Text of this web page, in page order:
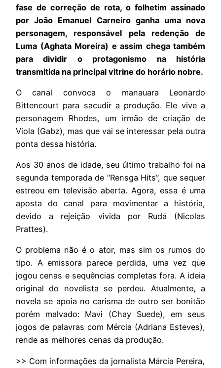
fase de correção de rota, o folhetim assinado
por João Emanuel Carneiro ganha uma nova
personagem, responsável pela redenção de
Luma (Aghata Moreira) e assim chega também
para dividir o protagonismo na história
transmitida na principal vitrine do horário nobre.
O canal convoca o manauara Leonardo
Bittencourt para sacudir a produção. Ele vive a
personagem Rhodes, um irmão de criação de
Viola (Gabz), mas que vai se interessar pela outra
ponta dessa história.
Aos 30 anos de idade, seu último trabalho foi na
segunda temporada de “Rensga Hits”, que sequer
estreou em televisão aberta. Agora, essa é uma
aposta do canal para movimentar a história,
devido a rejeição vivida por Rudá (Nicolas
Prattes).
O problema não é o ator, mas sim os rumos do
tipo. A emissora parece perdida, uma vez que
jogou cenas e sequências completas fora. A ideia
original do novelista se perdeu. Atualmente, a
novela se apoia no carisma de outro ser bonitão
porém malvado: Mavi (Chay Suede), em seus
jogos de palavras com Mércia (Adriana Esteves),
rende as melhores cenas da produção.
>> Com informações da jornalista Márcia Pereira,